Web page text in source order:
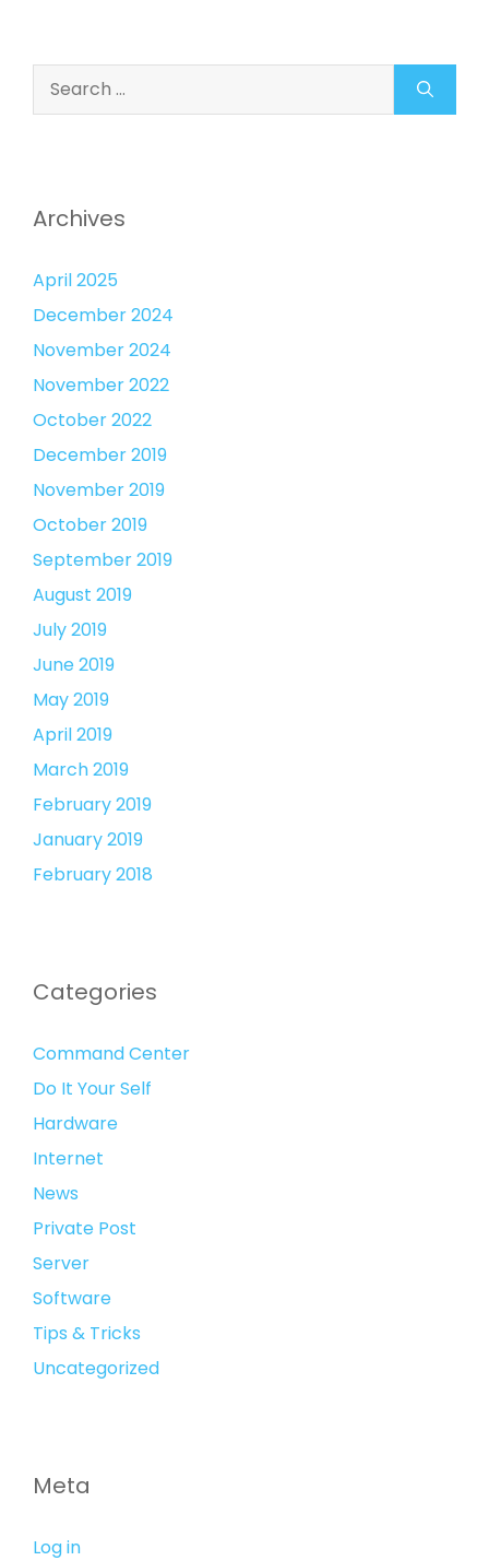
for:
Archives
April 2025
December 2024
November 2024
November 2022
October 2022
December 2019
November 2019
October 2019
September 2019
August 2019
July 2019
June 2019
May 2019
April 2019
March 2019
February 2019
January 2019
February 2018
Categories
Command Center
Do It Your Self
Hardware
Internet
News
Private Post
Server
Software
Tips & Tricks
Uncategorized
Meta
Log in